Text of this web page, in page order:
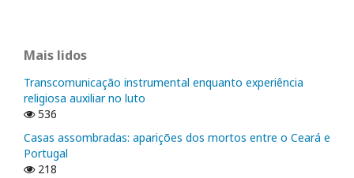
Mais lidos
Transcomunicação instrumental enquanto experiência
religiosa auxiliar no luto
536
Casas assombradas: aparições dos mortos entre o Ceará e
Portugal
218